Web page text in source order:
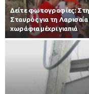
Δείτε φωτογραφίες:
Σταυρός για τη
χωράφια μέχρι γιαπιά